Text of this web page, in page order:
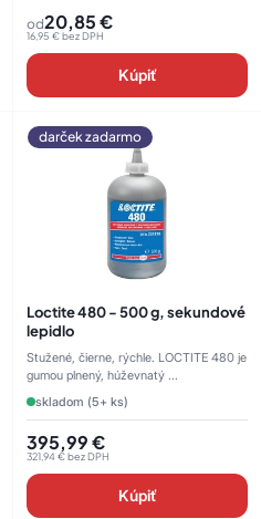
od20,85€
16,95 €bez DPH
Kúpiť
darček zadarmo
Loctite 480 - 500 g, sekundové
lepidlo
Stužené, čierne, rýchle. LOCTITE 480 je
gumou plnený, húževnatý ...
skladom (5+ ks)
395,99€
321,94 €bez DPH
Kúpiť